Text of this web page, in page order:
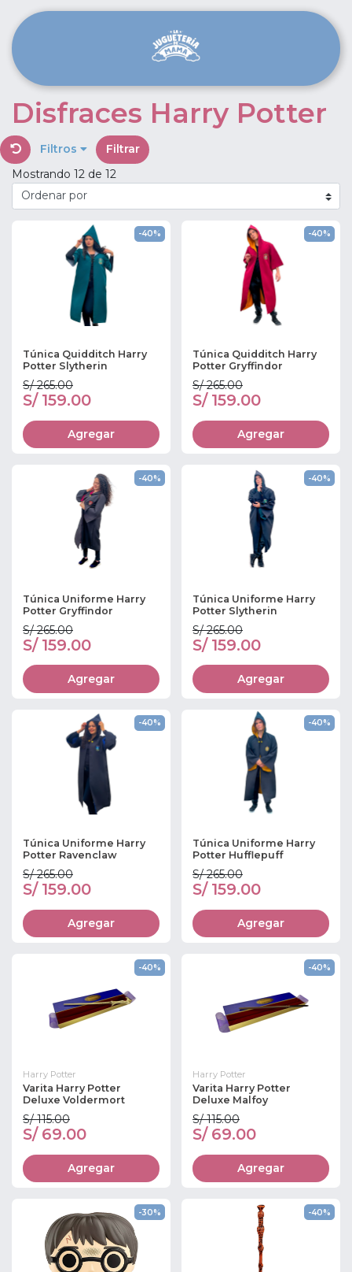
Disfraces Harry Potter
Filtros
Filtrar
Mostrando 12 de 12
-40%
Túnica Quidditch Harry
Potter Slytherin
S/ 265.00
S/ 159.00
Agregar
-40%
Túnica Quidditch Harry
Potter Gryffindor
S/ 265.00
S/ 159.00
Agregar
-40%
Túnica Uniforme Harry
Potter Gryffindor
S/ 265.00
S/ 159.00
Agregar
-40%
Túnica Uniforme Harry
Potter Slytherin
S/ 265.00
S/ 159.00
Agregar
-40%
Túnica Uniforme Harry
Potter Ravenclaw
S/ 265.00
S/ 159.00
Agregar
-40%
Túnica Uniforme Harry
Potter Hufflepuff
S/ 265.00
S/ 159.00
Agregar
-40%
Harry Potter
Varita Harry Potter
Deluxe Voldermort
S/ 115.00
S/ 69.00
Agregar
-40%
Harry Potter
Varita Harry Potter
Deluxe Malfoy
S/ 115.00
S/ 69.00
Agregar
-30% -40%